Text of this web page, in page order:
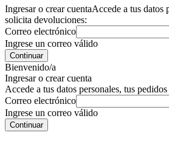
Ingresar o crear cuentaAccede a tus datos
solicita devoluciones:
Correo electrónico
Ingrese un correo válido
Continuar
Bienvenido/a
Ingresar o crear cuenta
Accede a tus datos personales, tus
Correo electrónico
Ingrese un correo válido
Continuar